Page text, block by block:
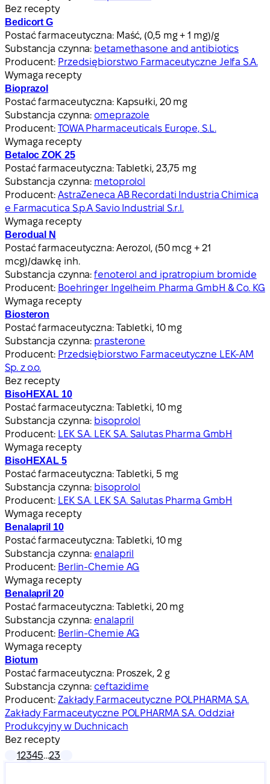
Bez recepty
Bedicort G
Postać farmaceutyczna: Maść, (0,5 mg + 1 mg)/g
Substancja czynna: betamethasone and antibiotics
Producent: Przedsiębiorstwo Farmaceutyczne Jelfa S.A.
Wymaga recepty
Bioprazol
Postać farmaceutyczna: Kapsułki, 20 mg
Substancja czynna: omeprazole
Producent: TOWA Pharmaceuticals Europe, S.L.
Wymaga recepty
Betaloc ZOK 25
Postać farmaceutyczna: Tabletki, 23,75 mg
Substancja czynna: metoprolol
Producent: AstraZeneca AB Recordati Industria Chimica
e Farmacutica S.p.A Savio Industrial S.r.l.
Wymaga recepty
Berodual N
Postać farmaceutyczna: Aerozol, (50 mcg + 21
mcg)/dawkę inh.
Substancja czynna:fenoterol and ipratropium bromide
Producent: Boehringer Ingelheim Pharma GmbH & Co. KG
Wymaga recepty
Biosteron
Postać farmaceutyczna: Tabletki, 10 mg
Substancja czynna: prasterone
Producent: Przedsiębiorstwo Farmaceutyczne LEK-AM
Sp. z o.o.
Bez recepty
BisoHEXAL 10
Postać farmaceutyczna: Tabletki, 10 mg
Substancja czynna: bisoprolol
Producent: LEK S.A. LEK S.A. Salutas Pharma GmbH
Wymaga recepty
BisoHEXAL 5
Postać farmaceutyczna: Tabletki, 5 mg
Substancja czynna: bisoprolol
Producent: LEK S.A. LEK S.A. Salutas Pharma GmbH
Wymaga recepty
Benalapril 10
Postać farmaceutyczna: Tabletki, 10 mg
Substancja czynna: enalapril
Producent: Berlin-Chemie AG
Wymaga recepty
Benalapril 20
Postać farmaceutyczna: Tabletki, 20 mg
Substancja czynna: enalapril
Producent: Berlin-Chemie AG
Wymaga recepty
Biotum
Postać farmaceutyczna: Proszek, 2 g
Substancja czynna: ceftazidime
Producent: Zakłady Farmaceutyczne POLPHARMA S.A.
Zakłady Farmaceutyczne POLPHARMA S.A. Oddział
Produkcyjny w Duchnicach
Bez recepty
12345…23